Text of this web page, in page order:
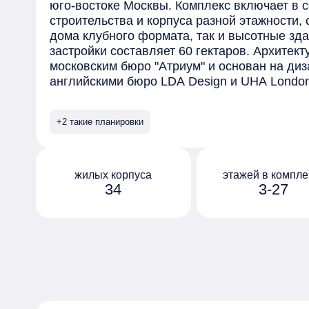
юго-востоке Москвы. Комплекс включает в
строительства и корпуса разной
дома клубного формата, так и высотные
застройки составляет 60 гектаров.
московским бюро "Атриум" и основан на
английскими бюро LDA Design и UHA
предлагаемых в комплексе - квартиры с
обустроен собственный парк "Зелёная
10 гектаров, которая тянется через весь
Протяжённое прогулочное пространство
+2 такие планировки
34
жилых корпуса
3-27
этажей в